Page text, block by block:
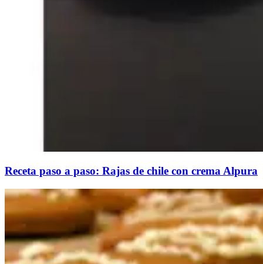
Receta paso a paso: Rajas de chile con crema Alpura